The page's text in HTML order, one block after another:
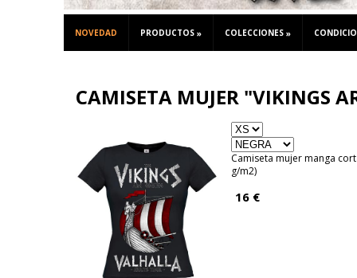
NOVEDAD PRODUCTOS » COLECCIONES »
CAMISETA MUJER "VIKINGS
16 €
Camiseta mujer manga
g/m2)